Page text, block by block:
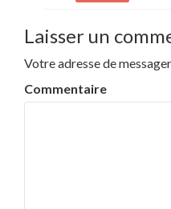
Laisser un
Votre adresse de
Commentaire